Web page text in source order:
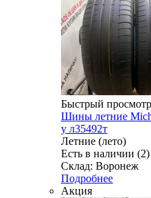
Быстрый просмотр
Шины летние
у л35492т
Летние (лето)
Есть в наличии (2)
Склад: Воронеж
Подробнее
Акция